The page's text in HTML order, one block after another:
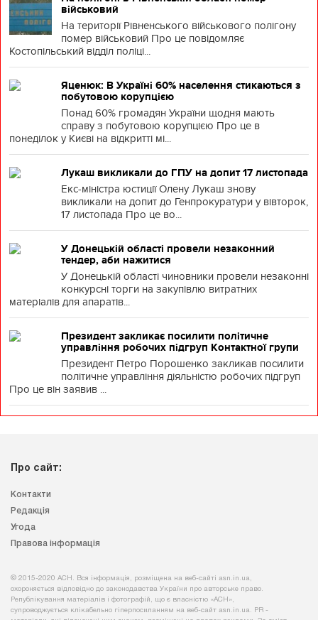
військовий
На території Рівненського військового полігону
помер військовий Про це повідомляє
Костопільський відділ поліці...
Яценюк: В Україні 60% населення стикаються з
побутовою корупцією
Понад 60% громадян України щодня мають
справу з побутовою корупцією Про це в
понеділок у Києві на відкритті мі...
Лукаш викликали до ГПУ на допит 17 листопада
Екс-міністра юстиції Олену Лукаш знову
викликали на допит до Генпрокуратури у вівторок,
17 листопада Про це во...
У Донецькій області провели незаконний
тендер, аби нажитися
У Донецькій області чиновники провели незаконні
конкурсні торги на закупівлю витратних
матеріалів для апаратів...
Президент закликає посилити політичне
управління робочих підгруп Контактної групи
Президент Петро Порошенко закликав посилити
політичне управління діяльністю робочих підгруп
Про це він заявив ...
Про сайт:
Контакти
Редакція
Угода
Правова інформація
© 2015-2020 АСН. Вся інформація, розміщена на веб-сайті asn.in.ua,
охороняється відповідно до законодавства України про авторське право.
Републікування матеріалів і фотографій, що є власністю «АСН»,
супроводжується клікабельно гіперпосиланням на веб-сайт asn.іn.ua. PR -